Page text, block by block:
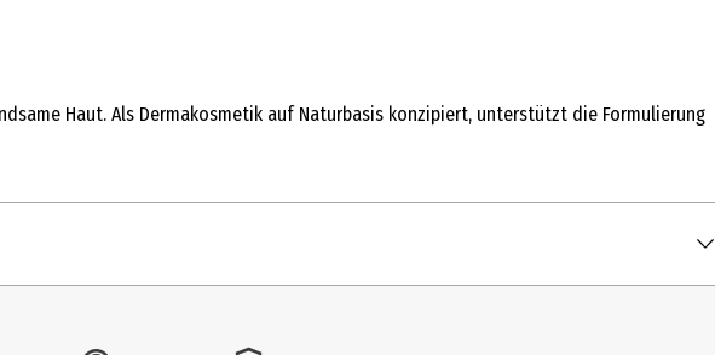
Haut. Als Dermakosmetik auf Naturbasis konzipiert, unterstützt die Formulierung